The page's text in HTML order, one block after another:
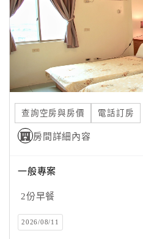
Line
線
上
紅
利
查
訂
房
Q&A
查詢空房與房價 電話訂房
房間詳細內容
一般專案
2份早餐
2026/08/11